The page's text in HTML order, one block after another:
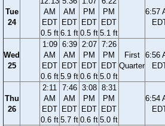
Tue
24
AM
EDT
0.5 ft
AM
EDT
6.1 ft
PM
EDT
0.5 ft
PM
EDT
5.1 ft
6:57
Wed
25
1:09
AM
EDT
0.6 ft
6:39
AM
EDT
5.9 ft
2:07
PM
EDT
0.6 ft
7:26
PM
EDT
5.0 ft
First
Quarter
6:56
Thu
26
2:11
AM
EDT
0.6 ft
7:46
AM
EDT
5.7 ft
3:08
PM
EDT
0.6 ft
8:31
PM
EDT
5.0 ft
6:54